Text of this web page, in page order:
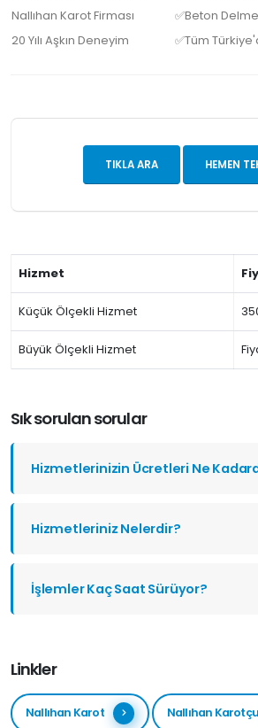
Nallıhan Karot Firması
✅Beton
20 Yılı Aşkın Deneyim
✅Tüm
TIKLA ARA HEMEN
Hizmet
Küçük Ölçekli Hizmet
Büyük Ölçekli Hizmet
Sık sorulan sorular
Hizmetlerinizin Ücretleri Ne
Hizmetleriniz Nelerdir?
İşlemler Kaç Saat Sürüyor?
Linkler
Nallıhan Karot Nallıhan Karotçu